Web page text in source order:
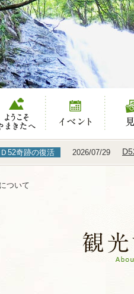
こそやまき イベント 見る
Ｄ52奇跡の復活 2026/07/29
ついて